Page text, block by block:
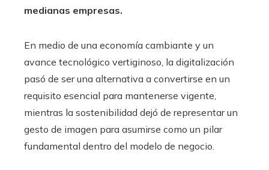
medianas empresas.
En medio de una economía cambiante y un
avance tecnológico vertiginoso, la digitalización
pasó de ser una alternativa a convertirse en un
requisito esencial para mantenerse vigente,
mientras la sostenibilidad dejó de representar un
gesto de imagen para asumirse como un pilar
fundamental dentro del modelo de negocio.